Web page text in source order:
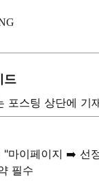
드
포스팅 상단에 기
마이페이지 ➡️ 선
필수